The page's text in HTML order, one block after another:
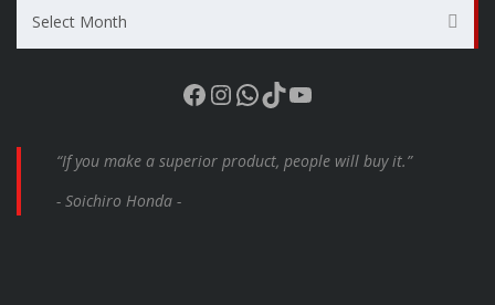
Select Month
Facebook
Instagram
WhatsApp
TikTok
YouTube
“If you make a superior product, people will buy it.”
- Soichiro Honda -